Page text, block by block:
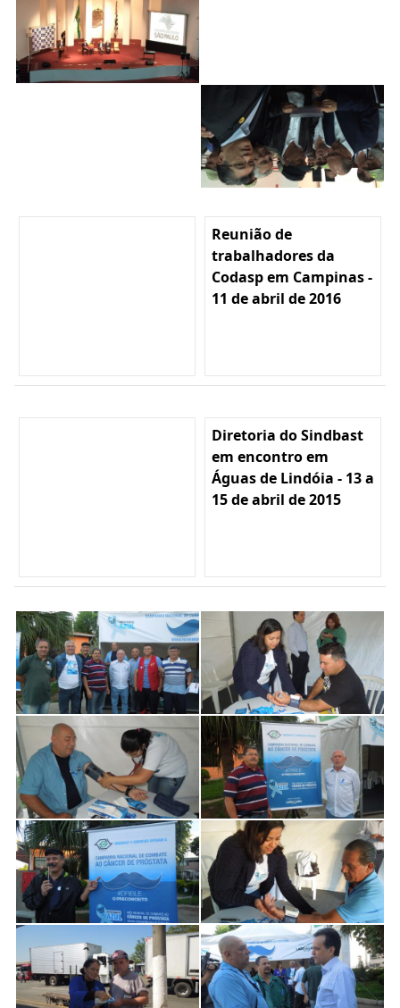
Reunião de
trabalhadores da
Codasp em Campinas -
11 de abril de 2016
Diretoria do Sindbast
em encontro em
Águas de Lindóia - 13 a
15 de abril de 2015